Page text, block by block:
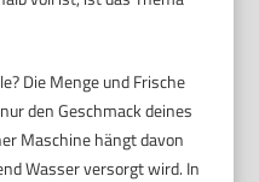
Die Menge und Frische
den Geschmack deines
Maschine hängt davon
Wasser versorgt wird. In